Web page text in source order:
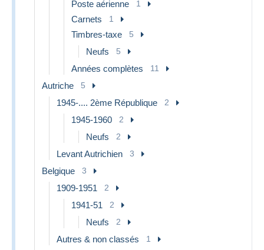
Poste aérienne 1
Carnets 1
Timbres-taxe 5
Neufs 5
Années complètes 11
Autriche 5
1945-.... 2ème République 2
1945-1960 2
Neufs 2
Levant Autrichien 3
Belgique 3
1909-1951 2
1941-51 2
Neufs 2
Autres & non classés 1